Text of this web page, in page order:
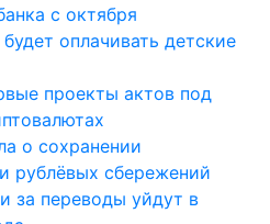
с октября
оплачивать детские
проекты актов под
о сохранении
рублёвых сбережений
за переводы уйдут в